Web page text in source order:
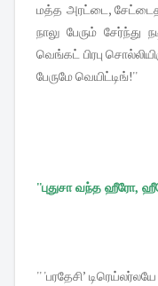
மத்த அரட்டை,
நாலு பேரும் சேர்ந்து
வெங்கட் பிரபு
பேருமே வெயிட்டிங்!''
''புதுசா வந்த ஹீரோ,
'' 'பரதேசி’